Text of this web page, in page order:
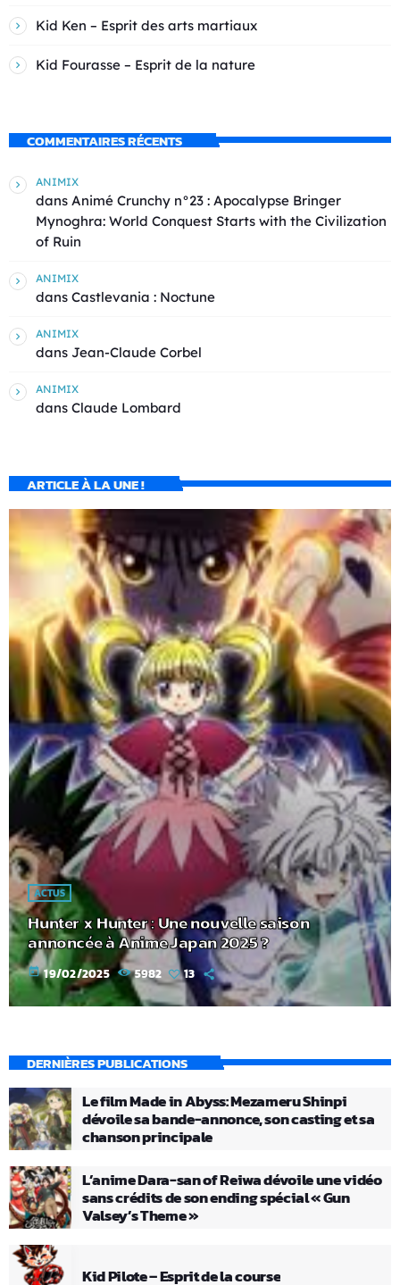
Kid Ken – Esprit des arts martiaux
Kid Fourasse – Esprit de la nature
COMMENTAIRES RÉCENTS
ANIMIX
dans Animé Crunchy n°23 : Apocalypse Bringer
Mynoghra: World Conquest Starts with the Civilization
of Ruin
ANIMIX
dans Castlevania : Noctune
ANIMIX
dans Jean-Claude Corbel
ANIMIX
dans Claude Lombard
ARTICLE À LA UNE !
ACTUS
Hunter x Hunter : Une nouvelle saison
annoncée à Anime Japan 2025 ?
today 19/02/2025 5982 13
DERNIÈRES PUBLICATIONS
Le film Made in Abyss: Mezameru Shinpi
dévoile sa bande-annonce, son casting et sa
chanson principale
L’anime Dara-san of Reiwa dévoile une vidéo
sans crédits de son ending spécial « Gun
Valsey’s Theme »
Kid Pilote – Esprit de la course